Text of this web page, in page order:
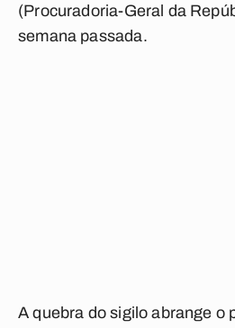
(Procuradoria-Geral da
semana passada.
A quebra do sigilo abrange o